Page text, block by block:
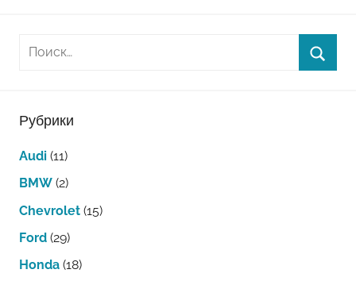
Рубрики
Audi (11)
BMW (2)
Chevrolet (15)
Ford (29)
Honda (18)